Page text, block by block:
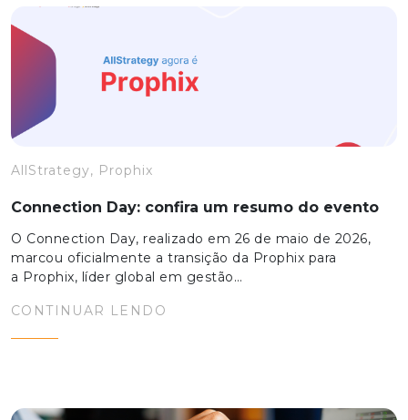
AllStrategy, Prophix
Connection Day: confira um resumo do evento
O Connection Day, realizado em 26 de maio de 2026,
marcou oficialmente a transição da Prophix para
a Prophix, líder global em gestão…
CONTINUAR LENDO